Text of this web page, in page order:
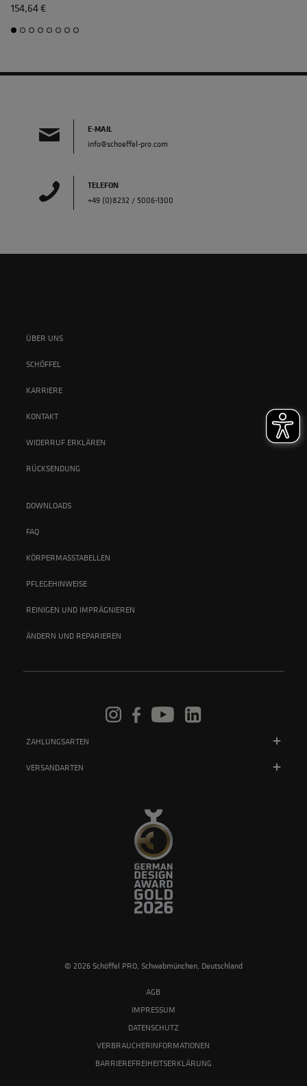
154,64 €
E-MAIL
info@schoeffel-pro.com
TELEFON
+49 (0)8232 / 5006-1300
ÜBER UNS
SCHÖFFEL
KARRIERE
KONTAKT
WIDERRUF ERKLÄREN
RÜCKSENDUNG
DOWNLOADS
FAQ
KÖRPERMASSTABELLEN
PFLEGEHINWEISE
REINIGEN UND IMPRÄGNIEREN
ÄNDERN UND REPARIEREN
ZAHLUNGSARTEN
VERSANDARTEN
© 2026 Schöffel PRO, Schwabmünchen, Deutschland
AGB
IMPRESSUM
DATENSCHUTZ
VERBRAUCHERINFORMATIONEN
BARRIEREFREIHEITSERKLÄRUNG